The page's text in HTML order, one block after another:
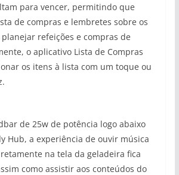
para vencer, permitindo que
de compras e lembretes sobre os
refeições e compras de
o aplicativo Lista de Compras
os itens à lista com um toque ou
de 25w de potência logo abaixo
Hub, a experiência de ouvir música
na tela da geladeira fica
como assistir aos conteúdos do